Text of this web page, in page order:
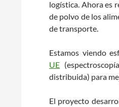
logística. Ahora es
de polvo de los
de transporte.
Estamos viendo
UE
distribuida) para
El proyecto